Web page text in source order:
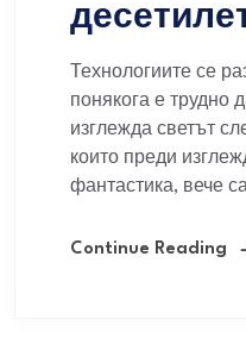
Технологиите се
понякога е трудно
изглежда светът
които преди
фантастика, вече
Continue Reading